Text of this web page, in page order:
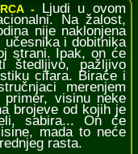
- Ljudi u ovom
Na žalost,
nije naklonjena
i dobitnika
strani. Ipak, on će
štedljivo, pažljivo
cifara. Biraće i
merenjem
visinu neke
brojeve od kojih je
sabira... On će
mada to neće
rasta.